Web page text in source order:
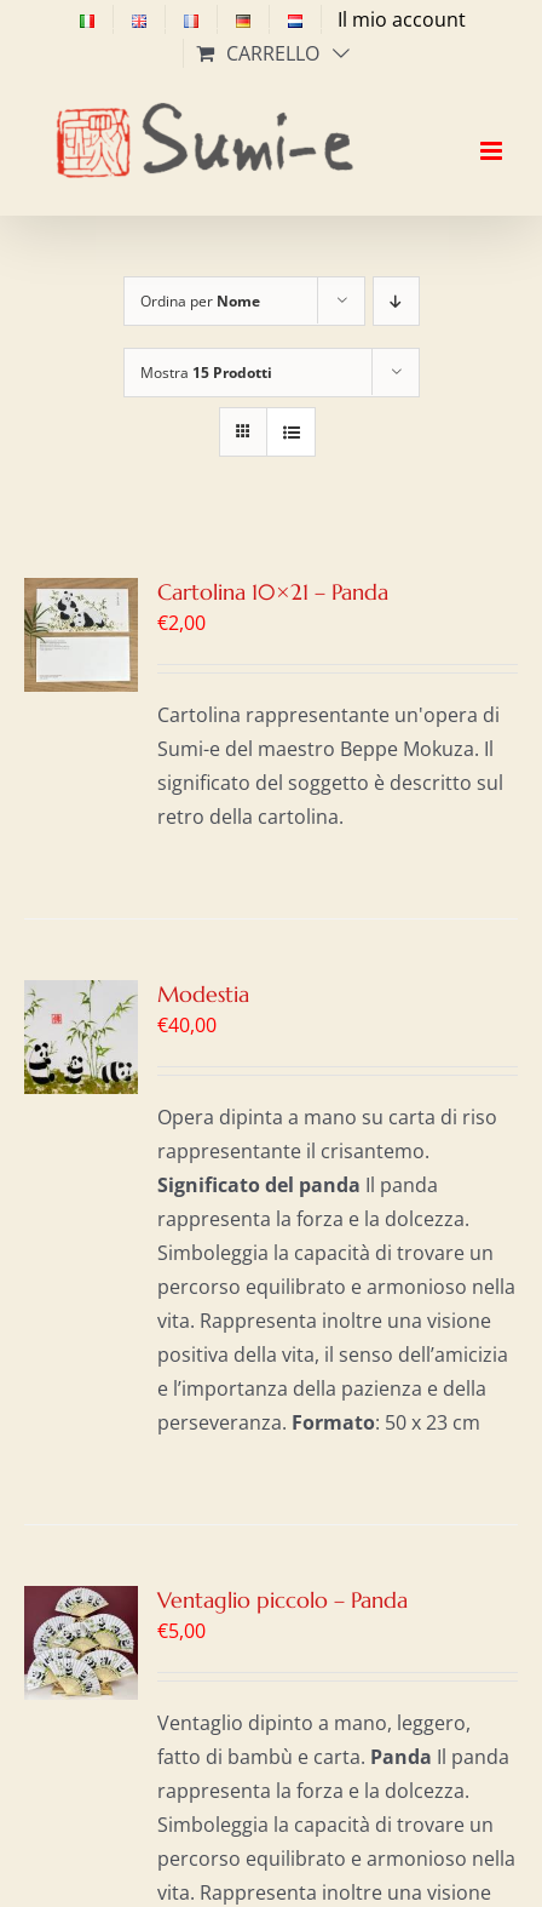
Il mio account
CARRELLO
Ordina per Nome
Mostra 15 Prodotti
Cartolina 10×21 – Panda
€2,00
Cartolina rappresentante un'opera di
Sumi-e del maestro Beppe Mokuza. Il
significato del soggetto è descritto sul
retro della cartolina.
Modestia
€40,00
Opera dipinta a mano su carta di riso
rappresentante il crisantemo.
Significato del panda Il panda
rappresenta la forza e la dolcezza.
Simboleggia la capacità di trovare un
percorso equilibrato e armonioso nella
vita. Rappresenta inoltre una visione
positiva della vita, il senso dell’amicizia
e l’importanza della pazienza e della
perseveranza. Formato: 50 x 23 cm
Ventaglio piccolo – Panda
€5,00
Ventaglio dipinto a mano, leggero,
fatto di bambù e carta. Panda Il panda
rappresenta la forza e la dolcezza.
Simboleggia la capacità di trovare un
percorso equilibrato e armonioso nella
vita. Rappresenta inoltre una visione